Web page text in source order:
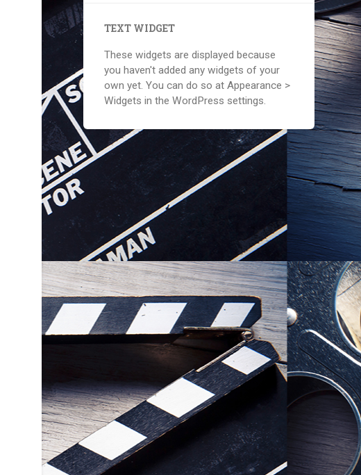
TEXT WIDGET
These widgets are displayed because
you haven't added any widgets of your
own yet. You can do so at Appearance >
Widgets in the WordPress settings.